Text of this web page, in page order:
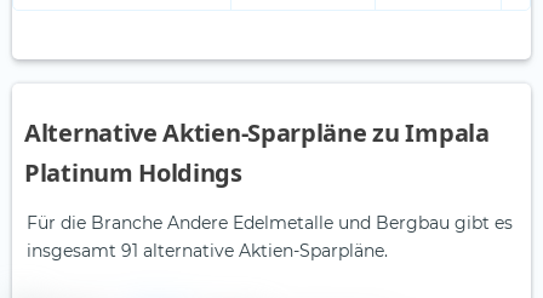
Alternative Aktien-Sparpläne zu Impala
Platinum Holdings
Für die Branche Andere Edelmetalle und Bergbau gibt es
insgesamt 91 alternative Aktien-Sparpläne.